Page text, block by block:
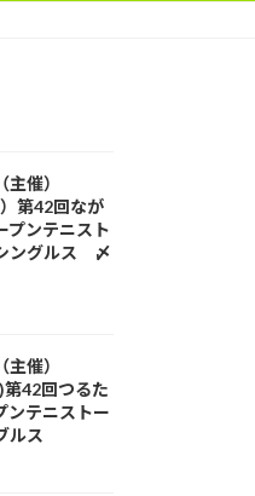
主催）
第42回なが
ンテニスト
ングルス 〆
主催）
42回つるた
テニストー
ルス